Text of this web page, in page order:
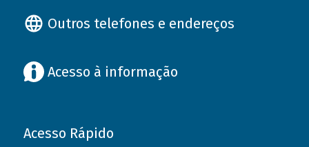
Outros telefones e endereços
Acesso à informação
Acesso Rápido